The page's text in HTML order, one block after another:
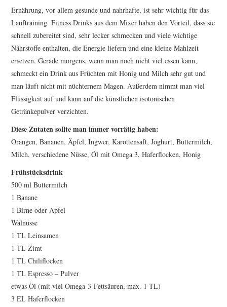
LAUF-ABC
ERGEBNISSE
LAUFTREFF HAHNHEIM
RUNNING
TRAINING
KONTAKT, IMPRESSUM,
DATENSCHUTZ
Ernährung, vor allem gesunde und nahrhafte, ist sehr wichtig für das
Lauftraining. Fitness Drinks aus dem Mixer haben den Vorteil, dass sie
schnell zubereitet sind, sehr lecker schmecken und viele wichtige
Nâhrstoffe enthalten, die Energie liefern und eine kleine Mahlzeit
ersetzen. Gerade morgens, wenn man noch nicht viel essen kann,
schmeckt ein Drink aus Früchten mit Honig und Milch sehr gut und
man läuft nicht mit nüchternem Magen. Außerdem nimmt man viel
Flüssigkeit auf und kann auf die künstlichen isotonischen
Getränkepulver verzichten.
Diese Zutaten sollte man immer vorrätig haben:
Orangen, Bananen, Äpfel, Ingwer, Karottensaft, Joghurt, Buttermilch,
Milch, verschiedene Nüsse, Öl mit Omega 3, Haferflocken, Honig
Frühstücksdrink
500 ml Buttermilch
1 Banane
1 Birne oder Apfel
Walnüsse
1 TL Leinsamen
1 TL Zimt
1 TL Chiliflocken
1 TL Espresso – Pulver
etwas Öl (mit viel Omega-3-Fettsäuren, max. 1 TL)
3 EL Haferflocken